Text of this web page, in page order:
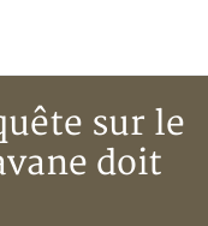
sur le
doit